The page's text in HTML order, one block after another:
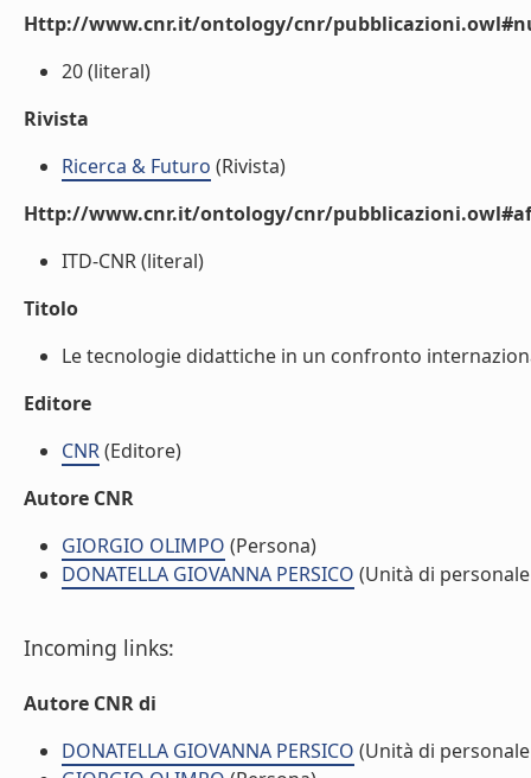
Http://www.cnr.it/ontology/cnr/
20 (literal)
Rivista
Ricerca & Futuro (Rivista)
Http://www.cnr.it/ontology/cnr/
ITD-CNR (literal)
Titolo
Le tecnologie didattiche in un confronto
Editore
CNR(Editore)
Autore CNR
GIORGIO OLIMPO (Persona)
DONATELLA GIOVANNA PERSICO (Unità di
Incoming links:
Autore CNR di
DONATELLA GIOVANNA PERSICO (Unità di